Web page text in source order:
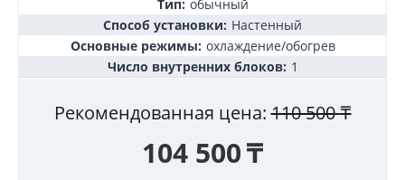
Тип: обычный
Способ установки: Настенный
Основные режимы: охлаждение/обогрев
Число внутренних блоков: 1
Рекомендованная цена: 110 500₸
104 500₸